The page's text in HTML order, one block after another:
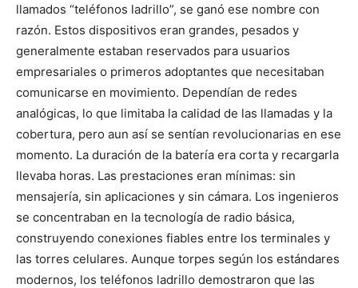
llamados “teléfonos ladrillo”, se ganó ese nombre con
razón. Estos dispositivos eran grandes, pesados y
generalmente estaban reservados para usuarios
empresariales o primeros adoptantes que necesitaban
comunicarse en movimiento. Dependían de redes
analógicas, lo que limitaba la calidad de las llamadas y la
cobertura, pero aun así se sentían revolucionarias en ese
momento. La duración de la batería era corta y recargarla
llevaba horas. Las prestaciones eran mínimas: sin
mensajería, sin aplicaciones y sin cámara. Los ingenieros
se concentraban en la tecnología de radio básica,
construyendo conexiones fiables entre los terminales y
las torres celulares. Aunque torpes según los estándares
modernos, los teléfonos ladrillo demostraron que las